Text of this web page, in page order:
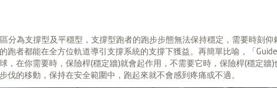
分為支撐型及平穩型，支撐型跑者的跑步步態無法保持穩定，需要時刻
者都能在全方位軌道導引支撐系統的支撐下獲益。再簡單比喻，「
，在你需要時，保險桿(穩定牆)就會起作用，不需要它時，保險桿(穩定牆
的移動，保持在安全範圍中，跑起來就不會感到疼痛或不適。